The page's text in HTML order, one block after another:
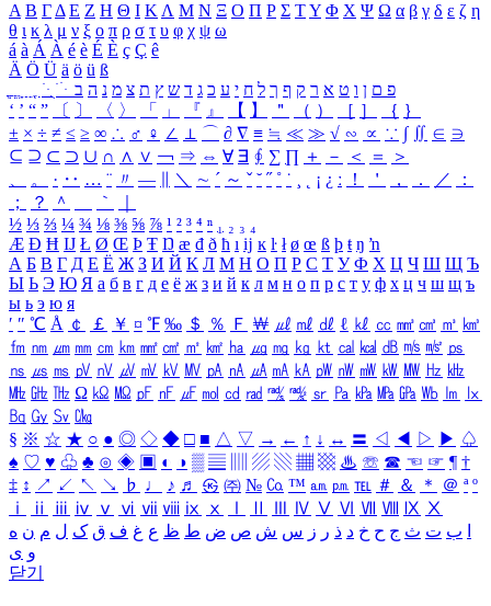
Α Β ΓΔ Ε Ζ Η Θ Ι ΚΛ Μ Ν Ξ Ο Π Ρ Σ ΤΥ Φ Χ Ψ Ω α β γ δ ε ζ η
θ ι κ λ μ ν ξ ο π ρ σ τ υ φ χ ψ ω
á à Á À é è É È ç Ç ê
Ä Ö Ü ä ö ü ß
ִֶֹ ֻּ ׁׂ פ ם ן ו ט א ר ק ף ך ל ח י ע כ ג ד ש ץ ת צ מ נ ה ב
‘ ’ “ ” 〔 〕 〈 〉 「 」 『 』 【 】 ＂ （ ） ［ ］ ｛ ｝
± × ÷ ≠ ≤ ≥ ∞ ∴ ♂ ♀ ∠ ⊥ ⌒ ∂ ∇ ≡ ≒ ≪ ≫ √ ∽ ∝ ∵ ∫ ∬ ∈ ∋
⊆ ⊇ ⊂ ⊃ ∪ ∩ ∧ ∨ ￢ ⇒ ⇔ ∀ ∃ ∮ ∑ ∏ ＋ － ＜ ＝
＞
、
。 · ‥ … ¨ 〃 ― ＼ ∼ ´ ～ ˇ ˘ ˝ ˚ ˙ ¸ ¡ ¿ ː ！ ＇ ， ． ／
：
；
？ ＾ ｀
½ ⅓ ⅔ ¼ ¾ ⅛ ⅜ ⅝ ⅞ ¹ ² ³ ⁴ ⁿ ₁ ₂ ₃ ₄
Æ Ð Ħ Ĳ Ł Ø Œ Þ Ŧ Ŋ æ đ ð ħ ı ĳ ĸ ŀ ł ø œ ß þ ŧ ŋ ŉ
А Б В Г Д Е Ё Ж З И Й К Л М Н О П Р С Т У Ф Х Ц Ч Ш Щ Ъ
Ы Ь Э Ю Я а б в г д е ё ж з и й к л м н о п р с т у ф х ц ч ш щ ъ
ы ь э ю я
′ ″ ℃ Å ￠ ￡ ￥ ¤ ℉ ‰ ＄ ％ Ｆ ￦ ㎕ ㎖ ㎗ ℓ ㎘ ㏄ ㎣ ㎤ ㎥ ㎦
㎙ ㎚ ㎛ ㎜ ㎝ ㎞ ㎟ ㎠ ㎡ ㎢ ㏊ ㎍ ㎎ ㎏ ㏏ ㎈ ㎉ ㏈ ㎧ ㎨ ㎰
㎱ ㎲ ㎳ ㎴ ㎵ ㎶ ㎷ ㎸ ㎹ ㎀ ㎁ ㎂ ㎃ ㎄ ㎺ ㎻ ㎽ ㎾ ㎿ ㎐ ㎑
㎒ ㎓ ㎔ Ω ㏀ ㏁ ㎊ ㎋ ㎌ ㏖ ㏅ ㎭ ㎮ ㎯ ㏛ ㎩ ㎪ ㎫ ㎬ ㏝ ㏐
㏓
㏃ ㏉ ㏜ ㏆
§ ※ ☆ ★ ○ ● ◎ ◇ ◆ □ ■ △ ▽ → ← ↑ ↓ ↔ 〓 ◁ ◀ ▷ ▶ ♤
♠ ♡ ♥ ♧ ♣ ⊙ ◈ ▣ ◐ ◑ ▒ ▤ ▨ ▧ ▦ ▩ ♨ ☏ ☎ ☜ ☞ ¶ †
‡ ↕ ↗ ↙ ↖ ↘ ♭ ♩ ♪ ♬ ㉿ ㈜ № ㏇ ™ ㏂ ㏘ ℡ ＃ ＆ ＊ ＠ ª º
ⅰ
ⅱ ⅲ ⅳ ⅴ ⅵ ⅶ ⅷ ⅸ ⅹ Ⅳ Ⅴ Ⅵ Ⅶ Ⅷ Ⅸ Ⅹ
ب ت ث ج ح خ د ذ ر ز س ش ص ض ط ظ ع غ ف ق ک ل م ن ه
و ی
닫기